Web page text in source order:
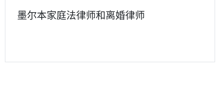
墨尔本家庭法律师和离婚律师